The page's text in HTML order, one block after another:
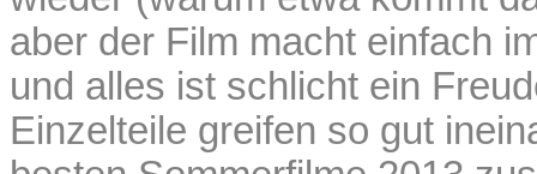
aber der Film macht einfach
und alles ist schlicht ein
Einzelteile greifen so gut